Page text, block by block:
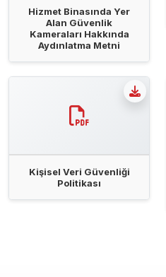
Hizmet Binasında Yer
Alan Güvenlik
Kameraları Hakkında
Aydınlatma Metni
Kişisel Veri Güvenliği
Politikası